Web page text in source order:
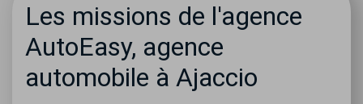
Les missions de l'agence
AutoEasy, agence
automobile à Ajaccio